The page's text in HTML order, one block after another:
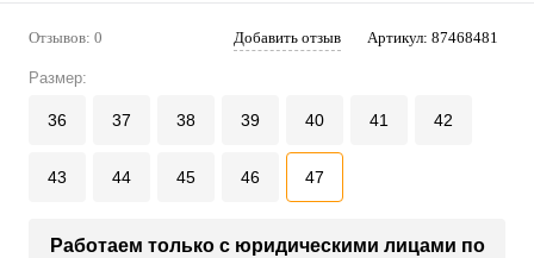
Отзывов: 0 Добавить отзыв Артикул: 87468481
Размер:
36 37 38 39 40 41 42
43 44 45 46 47
Работаем только с юридическими лицами по